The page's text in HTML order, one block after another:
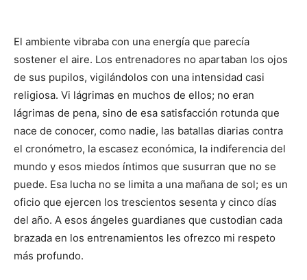
El ambiente vibraba con una energía que parecía
sostener el aire. Los entrenadores no apartaban los ojos
de sus pupilos, vigilándolos con una intensidad casi
religiosa. Vi lágrimas en muchos de ellos; no eran
lágrimas de pena, sino de esa satisfacción rotunda que
nace de conocer, como nadie, las batallas diarias contra
el cronómetro, la escasez económica, la indiferencia del
mundo y esos miedos íntimos que susurran que no se
puede. Esa lucha no se limita a una mañana de sol; es un
oficio que ejercen los trescientos sesenta y cinco días
del año. A esos ángeles guardianes que custodian cada
brazada en los entrenamientos les ofrezco mi respeto
más profundo.